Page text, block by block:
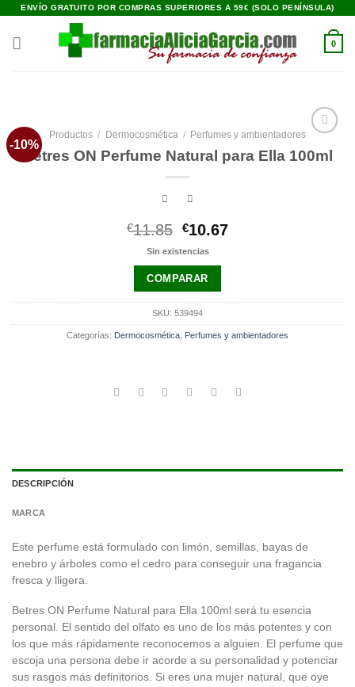
Saltar
contenido
ENVÍO GRATUITO POR COMPRAS SUPERIORES A 59€ (SOLO PENÍNSULA)
0
-10%
a la
Productos / Dermocosmética / Perfumes y ambientadores
Betres ON Perfume Natural para Ella 100ml
€11.85 El
precio
era:
€11.85.
€10.67El
Sin existencias
COMPARAR
SKU: 539494
Categorías: Dermocosmética Perfumes y ambientadores
DESCRIPCIÓN
MARCA
Este perfume está formulado con limón, semillas, bayas de
enebro y árboles como el cedro para conseguir una fragancia
fresca y lligera.
Betres ON Perfume Natural para Ella 100ml será tu esencia
personal. El sentido del olfato es uno de los más potentes y con
los que más rápidamente reconocemos a alguien. El perfume que
escoja una persona debe ir acorde a su personalidad y potenciar
sus rasgos más definitorios. Si eres una mujer natural, que oye